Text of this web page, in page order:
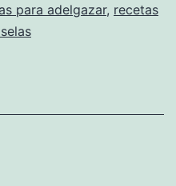
para adelgazar, recetas